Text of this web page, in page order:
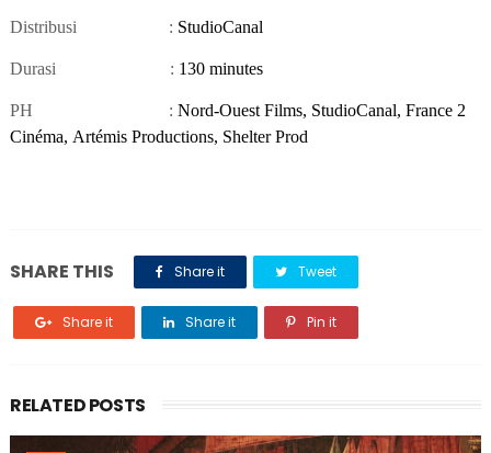
Distribusi : StudioCanal
Durasi : 130minutes
PH : Nord-Ouest Films, StudioCanal, France 2
Cinéma, Artémis Productions, Shelter Prod
SHARE THIS Share it Tweet
Share it Share it Pin it
RELATED POSTS